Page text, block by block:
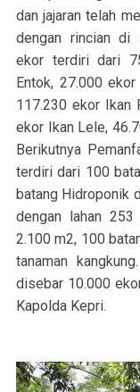
dan jajaran telah
dengan rincian di
ekor terdiri dari
Entok, 27.000
117.230 ekor Ikan
ekor Ikan Lele,
Berikutnya
terdiri dari 100
batang Hidroponik
dengan lahan
2.100 m2, 100
tanaman
disebar 10.000
Kapolda Kepri.